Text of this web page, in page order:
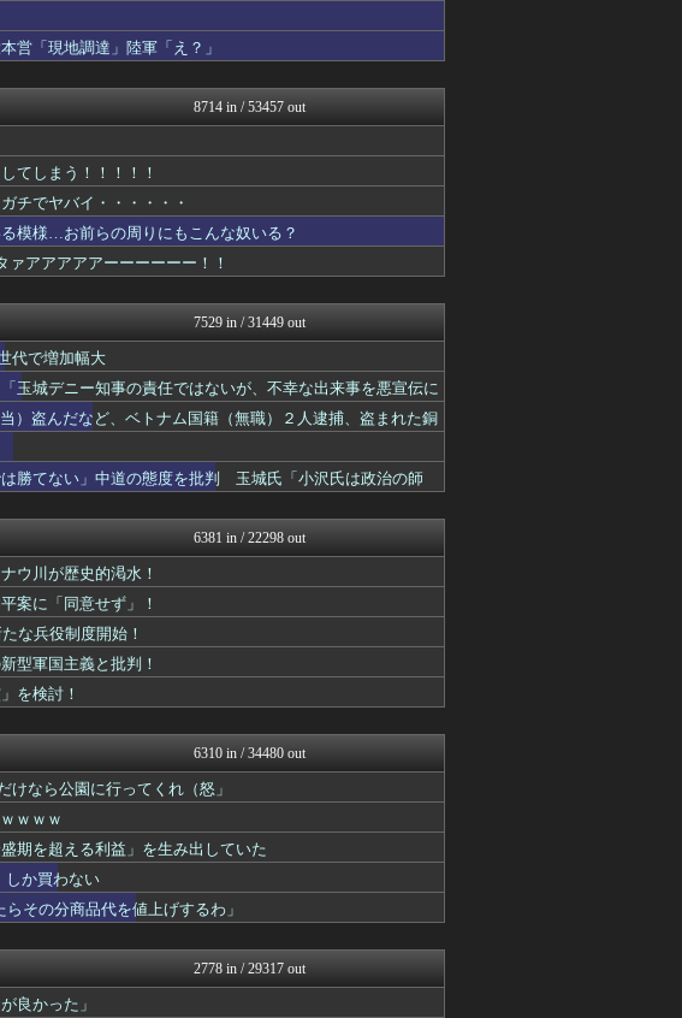
ーーー...
NEWSまとめもりー｜2c...
勧告...
おーるじゃんる
チして...
政経ワロスまとめニュース♪
意性交公判
益」を生み...
投資ちゃんねる
いた ...
痛いニュース(ﾉ∀`)
常識的に考えた
持か ...
黒マッチョニュース
みそパンNEWS
ネトウヨにゅーす
は？[8/...
国難にあってもの申す！！
かせまと！
言を非難
まとめたニュース
た結果ｗｗ...
オレ的ゲーム速報＠刃
に酷似と...
おーるじゃんる
かせまと！
ゆめ痛 -自動車まとめブロ...
生めちゃ...
日本第一！ニュース録
バッグSP...
反日愚国 恨寓瘻
した中国人...
、日本と韓...
U-1 NEWS.
かせまと！
あじあニュースちゃんねる
」
ニュース30over
大艦巨砲主義！
など訴え...
ｗｗｗｗ...
watch＠２ちゃんねる
負けて嫌...
オレ的ゲーム速報＠刃
、伏見...
ような政治...
黒マッチョニュース
思います？...
ゴタゴタシタニュース
みそパンNEWS
投資ちゃんねる
営「現地調達」陸軍「え？」
8714 in / 53457 out
てしまう！！！！！
チでヤバイ・・・・・・
模様…お前らの周りにもこんな奴いる？
ァアアアアアーーーーーー！！
7529 in / 31449 out
代で増加幅大
玉城デニー知事の責任ではないが、不幸な出来事を悪宣伝に
）盗んだなど、ベトナム国籍（無職）２人逮捕、盗まれた銅
行）」による検挙は初
勝てない」中道の態度を批判 玉城氏「小沢氏は政治の師
6381 in / 22298 out
ウ川が歴史的渇水！
案に「同意せず」！
な兵役制度開始！
型軍国主義と批判！
を検討！
6310 in / 34480 out
けなら公園に行ってくれ（怒」
ｗｗｗ
期を超える利益」を生み出していた
しか買わない
その分商品代を値上げするわ」
2778 in / 29317 out
良かった」